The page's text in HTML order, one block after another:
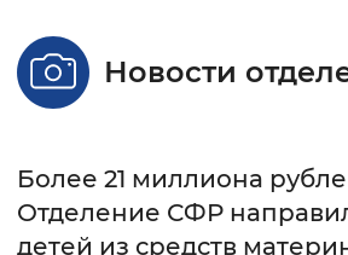
Стандартный
Без засечек
Новости
Более 21 миллиона
Отделение СФР
детей из средств